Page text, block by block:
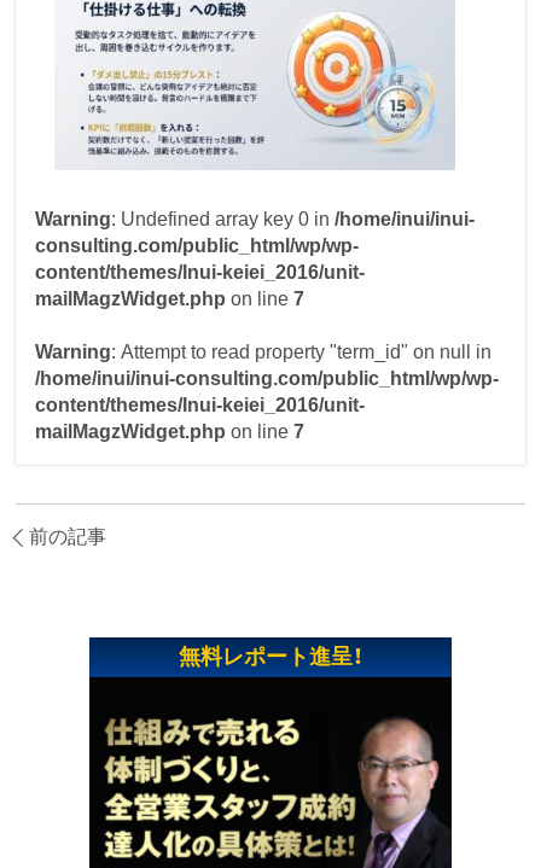
Warning : Undefined array key 0 in/home/inui/inui-
consulting.com/public_html/wp/wp-
content/themes/Inui-keiei_2016/unit-
mailMagzWidget.php on line7
Warning : Attempt to read property "term_id" on null in
/home/inui/inui-consulting.com/public_html/wp/wp-
content/themes/Inui-keiei_2016/unit-
mailMagzWidget.php on line7
前の記事
無料レポート進呈！